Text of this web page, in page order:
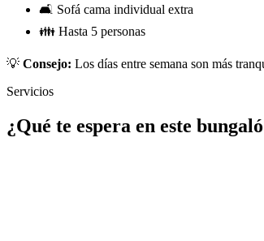
🛋️ Sofá cama individual extra
👪 Hasta 5 personas
💡 Consejo: Los días entre semana son más
Servicios
¿Qué te espera en este